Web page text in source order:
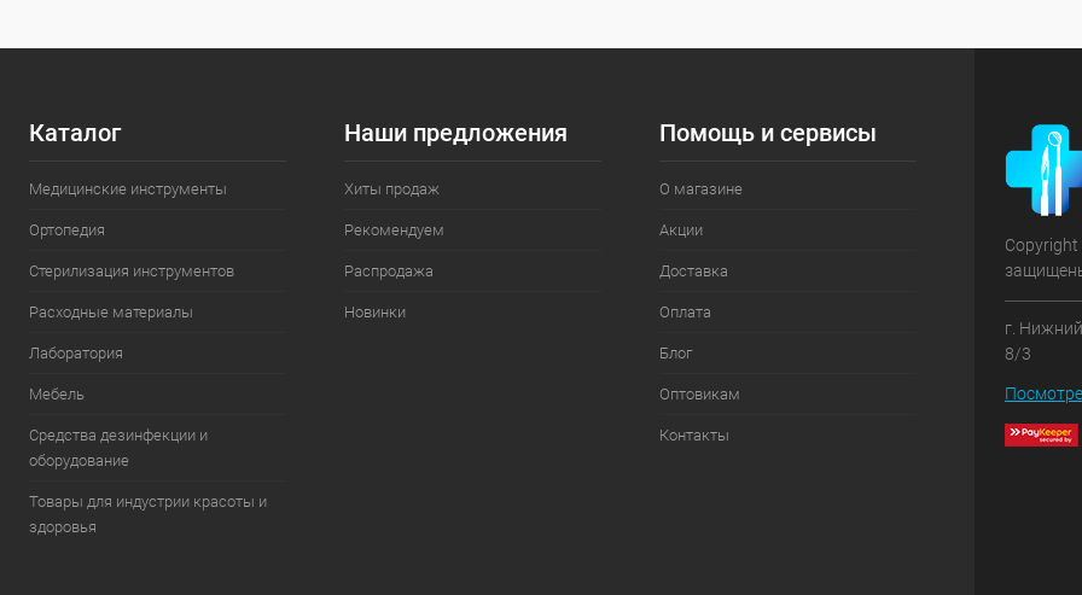
Каталог
Медицинские инструменты
Ортопедия
Стерилизация инструментов
Расходные материалы
Лаборатория
Мебель
Средства дезинфекции и
оборудование
Товары для индустрии красоты и
здоровья
Наши предложения
Хиты продаж
Рекомендуем
Распродажа
Новинки
Помощь и сервисы
О магазине
Акции
Доставка
Оплата
Блог
Оптовикам
Контакты
г.
8/3